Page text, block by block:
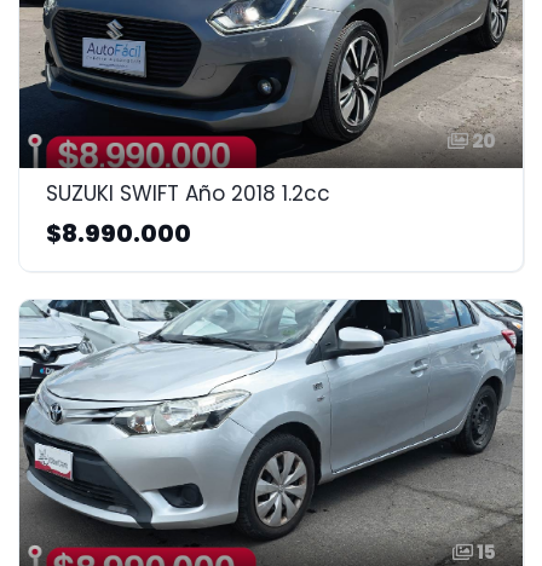
20
SUZUKI SWIFT Año 2018 1.2cc
$8.990.000
15